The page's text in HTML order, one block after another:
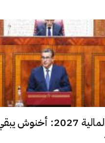
قانون المالية 2027: